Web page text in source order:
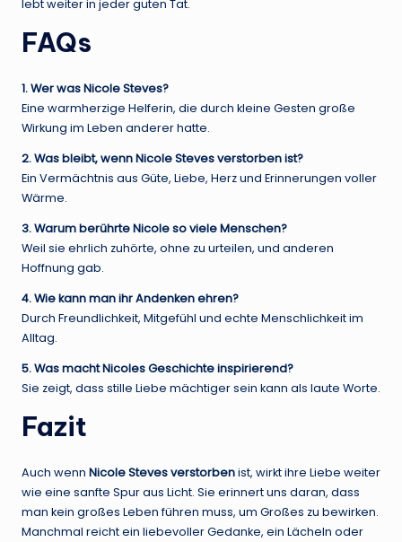
lebt weiter in jeder guten Tat.
FAQs
1. Wer was Nicole Steves?
Eine warmherzige Helferin, die durch kleine Gesten große
Wirkung im Leben anderer hatte.
2. Was bleibt, wenn Nicole Steves verstorben ist?
Ein Vermächtnis aus Güte, Liebe, Herz und Erinnerungen voller
Wärme.
3. Warum berührte Nicole so viele Menschen?
Weil sie ehrlich zuhörte, ohne zu urteilen, und anderen
Hoffnung gab.
4. Wie kann man ihr Andenken ehren?
Durch Freundlichkeit, Mitgefühl und echte Menschlichkeit im
Alltag.
5. Was macht Nicoles Geschichte inspirierend?
Sie zeigt, dass stille Liebe mächtiger sein kann als laute Worte.
Fazit
Auch wenn Nicole Steves verstorbenist, wirkt ihre Liebe weiter
wie eine sanfte Spur aus Licht. Sie erinnert uns daran, dass
man kein großes Leben führen muss, um Großes zu bewirken.
Manchmal reicht ein liebevoller Gedanke, ein Lächeln oder